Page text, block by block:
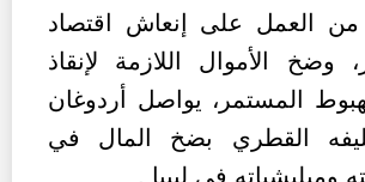
من العمل على إنعاش اقتصاد
وضخ الأموال اللازمة لإنقاذ
المستمر، يواصل أردوغان
القطري بضخ المال في
وميليشياته في ليبيا .